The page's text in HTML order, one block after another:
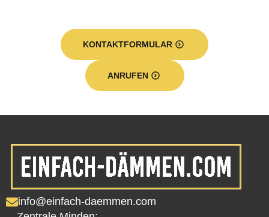
KONTAKTFORMULAR
ANRUFEN
info@einfach-daemmen.com